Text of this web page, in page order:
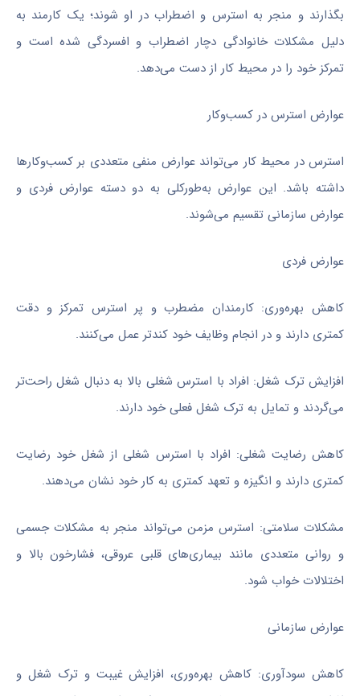
بگذارند و منجر به استرس و اضطراب در او شوند؛ یک کارمند به
دلیل مشکلات خانوادگی دچار اضطراب و افسردگی شده است و
تمرکز خود را در محیط کار از دست می‌دهد.
عوارض استرس در کسب‌وکار
استرس در محیط کار می‌تواند عوارض منفی متعددی بر کسب‌وکارها
داشته باشد. این عوارض به‌طورکلی به دو دسته عوارض فردی و
عوارض سازمانی تقسیم می‌شوند.
عوارض فردی
کاهش بهره‌وری: کارمندان مضطرب و پر استرس تمرکز و دقت
کمتری دارند و در انجام وظایف خود کندتر عمل می‌کنند.
افزایش ترک شغل: افراد با استرس شغلی بالا به دنبال شغل راحت‌تر
می‌گردند و تمایل به ترک شغل فعلی خود دارند.
کاهش رضایت شغلی: افراد با استرس شغلی از شغل خود رضایت
کمتری دارند و انگیزه و تعهد کمتری به کار خود نشان می‌دهند.
مشکلات سلامتی: استرس مزمن می‌تواند منجر به مشکلات جسمی
و روانی متعددی مانند بیماری‌های قلبی عروقی، فشارخون بالا و
اختلالات خواب شود.
عوارض سازمانی
کاهش سودآوری: کاهش بهره‌وری، افزایش غیبت و ترک شغل و